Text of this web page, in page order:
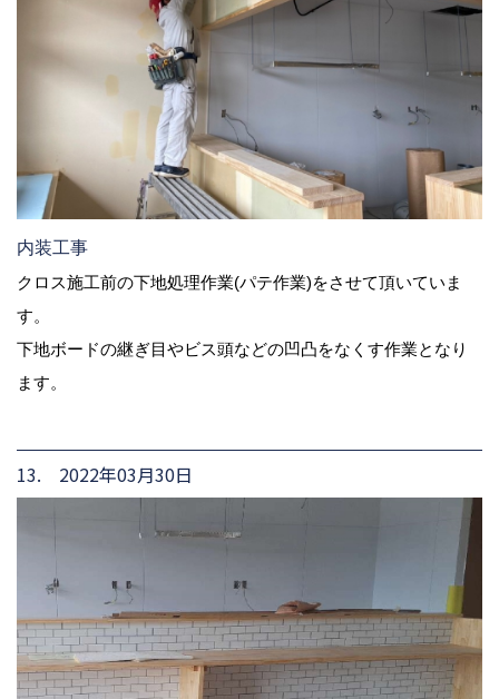
内装工事
クロス施工前の下地処理作業(パテ作業)をさせて頂いていま
す。
下地ボードの継ぎ目やビス頭などの凹凸をなくす作業となり
ます。
13. 2022年03月30日